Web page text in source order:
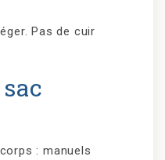
Pas de cuir
: manuels